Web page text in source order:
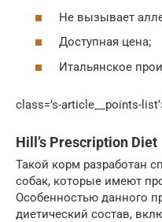
Не вызывает
Доступная цена;
Итальянское
class=’s-article__points-
Hill’s Prescription Diet
Такой корм разработан
собак, которые имеют
Особенностью данного
диетический состав,